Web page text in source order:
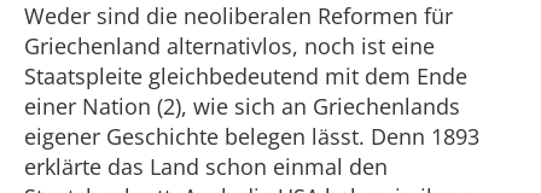
Weder sind die neoliberalen Reformen für
Griechenland alternativlos, noch ist eine
Staatspleite gleichbedeutend mit dem Ende
einer Nation (2), wie sich an Griechenlands
eigener Geschichte belegen lässt. Denn 1893
erklärte das Land schon einmal den